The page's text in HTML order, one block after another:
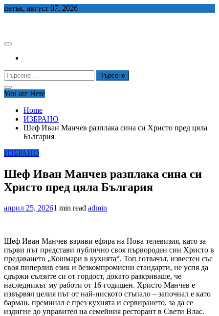
Skip
петък, август 07, 2026
Търсене
за:
You are Here
Home
ИЗБРАНО
Шеф Иван Манчев разплака сина си Христо пред цяла
България
ИЗБРАНО
Шеф Иван Манчев разплака сина си
Христо пред цяла България
април 25, 20261 min read admin
Шеф Иван Манчев взриви ефира на Нова телевизия, като за
първи път представи публично своя първороден син Христо в
предаването „Кошмари в кухнята“. Топ готвачът, известен със
своя пиперлив език и безкомпромисни стандарти, не успя да
сдържи сълзите си от гордост, докато разкриваше, че
наследникът му работи от 16-годишен. Христо Манчев е
извървял целия път от най-ниското стъпало – започнал е като
барман, преминал е през кухнята и сервирането, за да се
издигне до управител на семейния ресторант в Свети Влас.